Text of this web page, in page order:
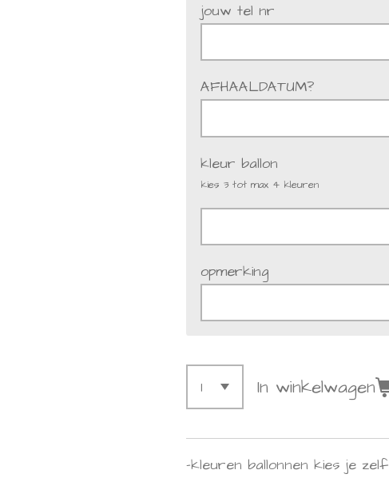
jouw tel nr
AFHAALDATUM?
kleur ballon
kies 3 tot max 4 kleuren
opmerking
In winkelwagen
-kleuren ballonnen kies je zelf